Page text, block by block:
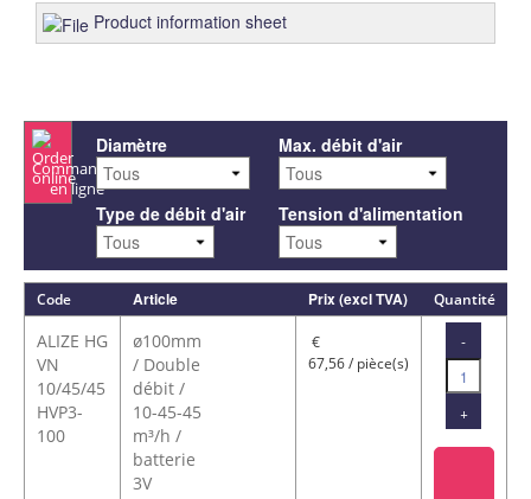
Product information sheet
Commander
en ligne
Diamètre Max. débit d'air
Type de débit d'air Tension d'alimentation
Code Article Prix (excl TVA) Quantité
ALIZE HG
VN
10/45/45
HVP3-
100
ø100mm
/ Double
débit /
10-45-45
m³/h /
batterie
3V
€
67,56 / pièce(s)
-
+